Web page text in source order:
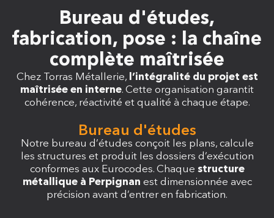
Bureau d'études,
fabrication, pose : la chaîne
complète maîtrisée
Chez Torras Métallerie, l’intégralité du projet est
maîtrisée en interne. Cette organisation garantit
cohérence, réactivité et qualité à chaque étape.
Bureau d'études
Notre bureau d’études conçoit les plans, calcule
les structures et produit les dossiers d’exécution
conformes aux Eurocodes. Chaque structure
métallique à Perpignan est dimensionnée avec
précision avant d’entrer en fabrication.